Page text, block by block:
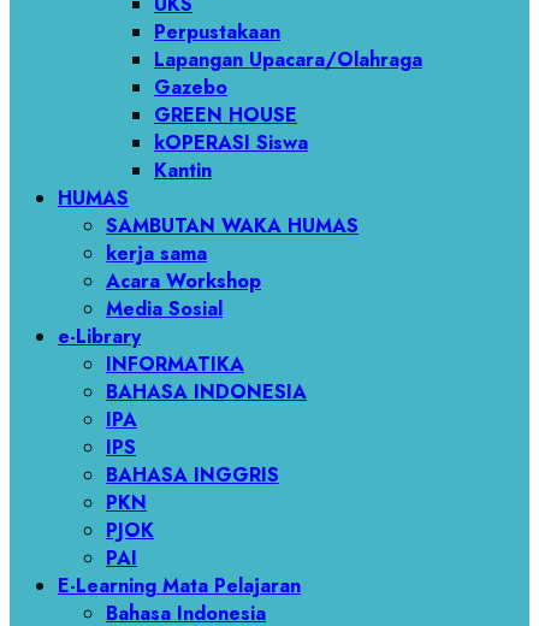
Perpustakaan
Lapangan Upacara/Olahraga
Gazebo
GREEN HOUSE
kOPERASI Siswa
Kantin
HUMAS
SAMBUTAN WAKA HUMAS
kerja sama
Acara Workshop
Media Sosial
e-Library
INFORMATIKA
BAHASA INDONESIA
IPA
IPS
BAHASA INGGRIS
PKN
PJOK
PAI
E-Learning Mata Pelajaran
Bahasa Indonesia